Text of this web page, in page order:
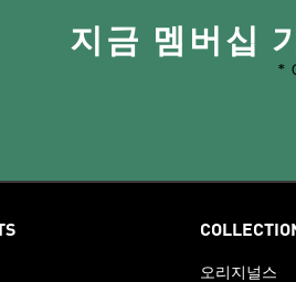
지금 멤버십
*
오리지널스